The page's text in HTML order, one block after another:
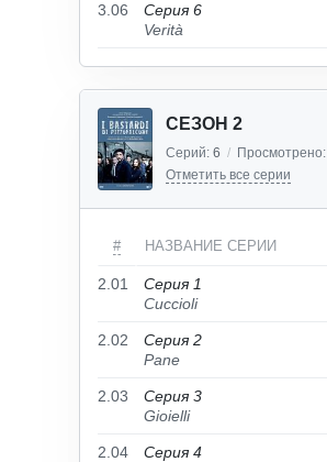
3.06
Серия 6
Verità
СЕЗОН 2
Серий: 6 / Просмотрено:
Отметить все серии
# НАЗВАНИЕ СЕРИИ
2.01
Серия 1
Cuccioli
2.02
Серия 2
Pane
2.03
Серия 3
Gioielli
2.04
Серия 4